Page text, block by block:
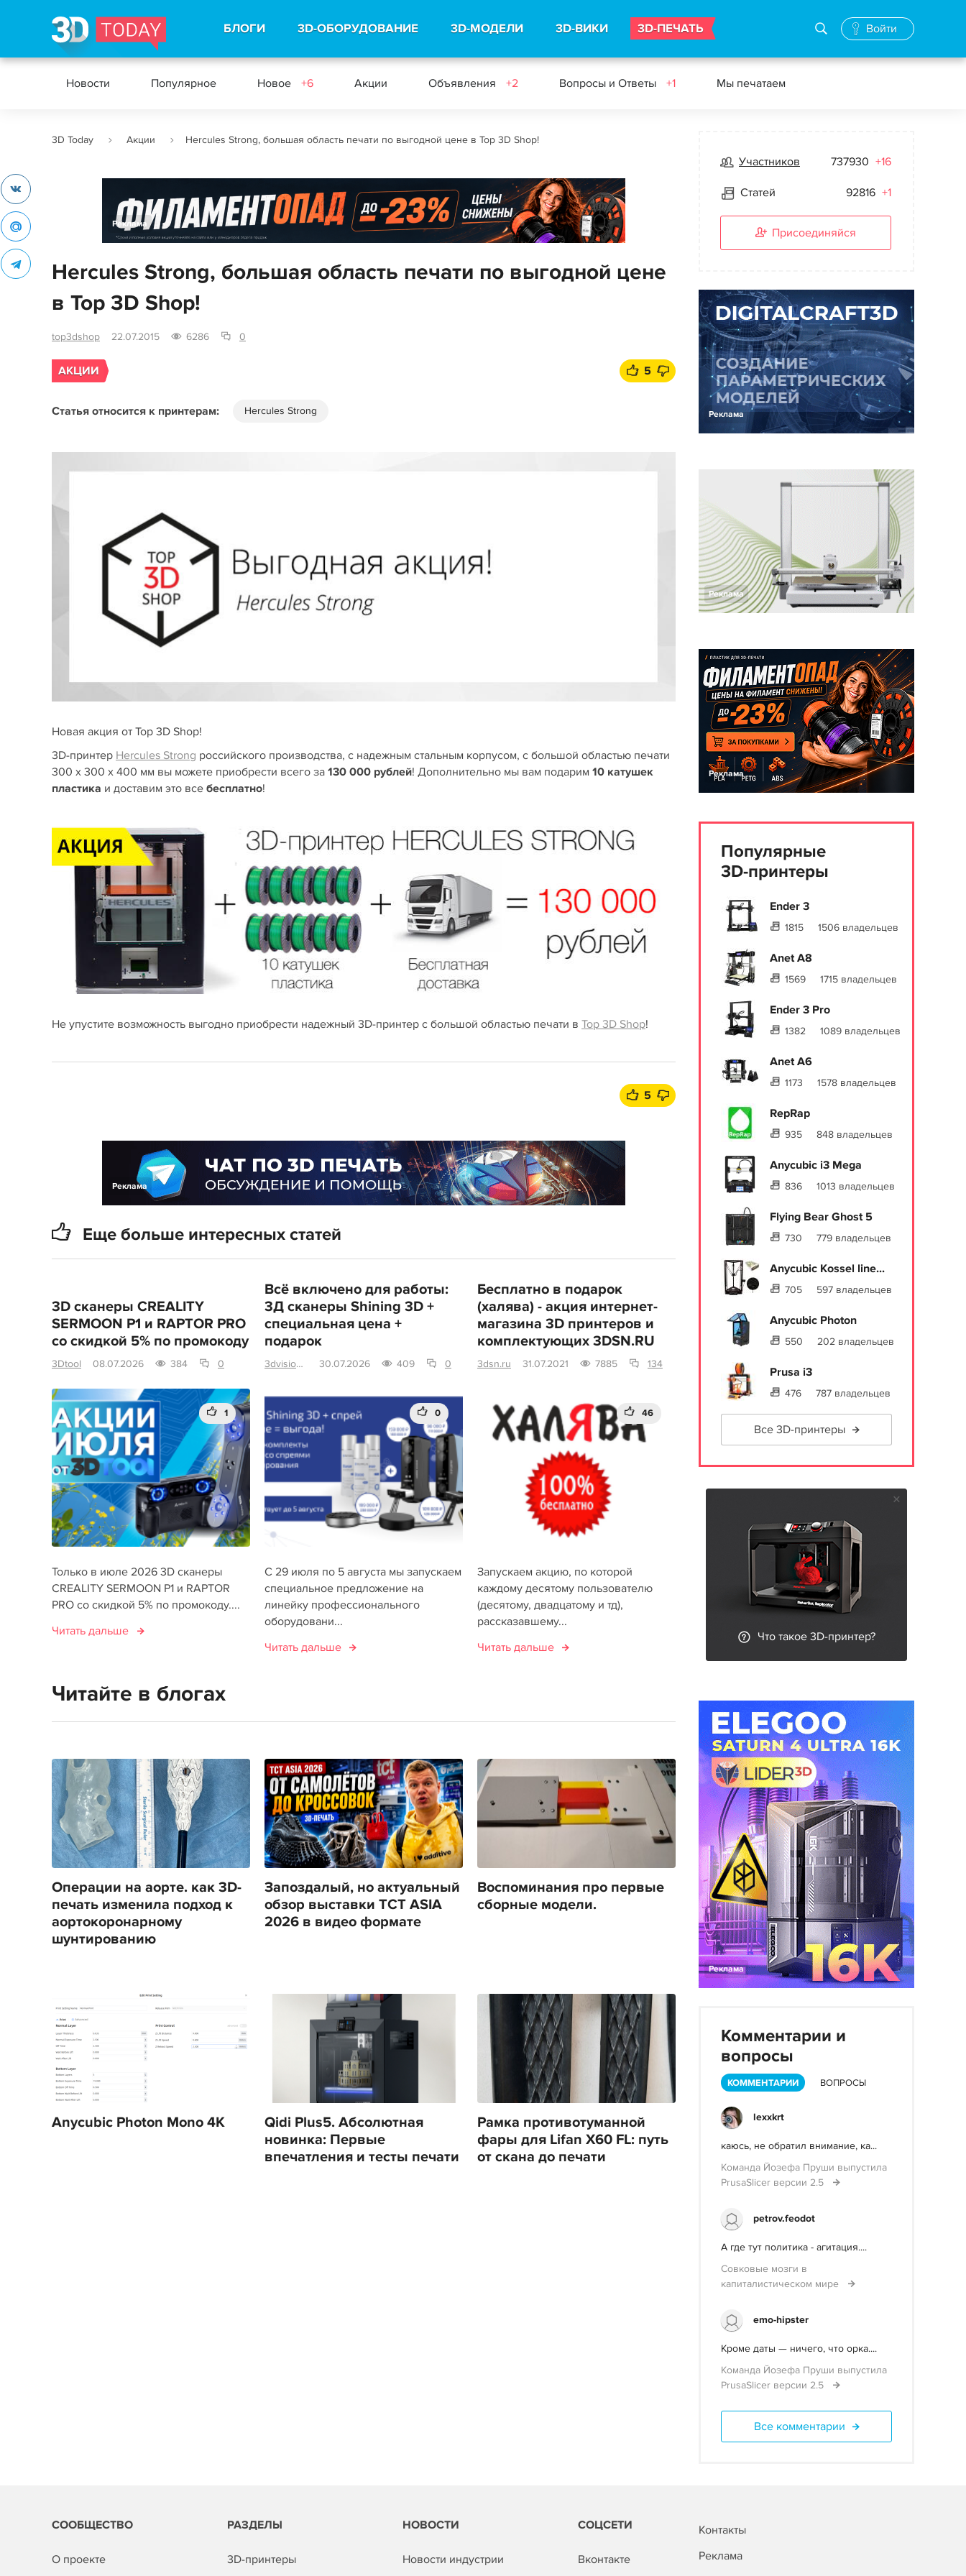
БЛОГИ 3D-ОБОРУДОВАНИЕ 3D-МОДЕЛИ 3D-ВИКИ 3D-ПЕЧАТЬ Войти
Новости Популярное Новое +6 Акции Объявления +2 Вопросы и Ответы +1 Мы печатаем
3D Today Акции Hercules Strong, большая область печати по выгодной цене в Top 3D Shop!
Реклама
Hercules Strong, большая область печати по выгодной цене
в Top 3D Shop!
top3dshop 22.07.2015 6286 0
АКЦИИ 5
Статья относится к принтерам: Hercules Strong
Новая акция от Top 3D Shop!
3D-принтер Hercules Strong российского производства, с надежным стальным корпусом, с большой областью печати
300 х 300 х 400 мм вы можете приобрести всего за 130 000 рублей! Дополнительно мы вам подарим 10 катушек
пластика и доставим это все бесплатно!
Не упустите возможность выгодно приобрести надежный 3D-принтер с большой областью печати в Top 3D Shop!
5
Еще больше интересных статей
3D сканеры CREALITY
SERMOON P1 и RAPTOR PRO
со скидкой 5% по промокоду
3Dtool 08.07.2026 384 0
1
Только в июле 2026 3D сканеры
CREALITY SERMOON P1 и RAPTOR
PRO со скидкой 5% по промокоду....
Читать дальше
Всё включено для работы:
3Д сканеры Shining 3D +
специальная цена +
подарок
3dvision.su 30.07.2026 409 0
0
С 29 июля по 5 августа мы запускаем
специальное предложение на
линейку профессионального
оборудовани...
Читать дальше
Бесплатно в подарок
(халява) - акция интернет-
магазина 3D принтеров и
комплектующих 3DSN.RU
3dsn.ru 31.07.2021 7885 134
46
Запускаем акцию, по которой
каждому десятому пользователю
(десятому, двадцатому и тд),
рассказавшему...
Читать дальше
Реклама
Читайте в блогах
Операции на аорте. как 3D-
печать изменила подход к
аортокоронарному
шунтированию
Запоздалый, но актуальный
обзор выставки TCT ASIA
2026 в видео формате
Воспоминания про первые
сборные модели.
Anycubic Photon Mono 4K
Qidi Plus5. Абсолютная
новинка: Первые
впечатления и тесты печати
Рамка противотуманной
фары для Lifan X60 FL: путь
от скана до печати
Участников 737930 +16
Статей 92816 +1
Присоединяйся
Реклама
Реклама
Реклама
Популярные
3D-принтеры
Ender 3
1815 1506 владельцев
Anet A8
1569 1715 владельцев
Ender 3 Pro
1382 1089 владельцев
Anet A6
1173 1578 владельцев
RepRap
935 848 владельцев
Anycubic i3 Mega
836 1013 владельцев
Flying Bear Ghost 5
730 779 владельцев
Anycubic Kossel line...
705 597 владельцев
Anycubic Photon
550 202 владельцев
Prusa i3
476 787 владельцев
Все 3D-принтеры
Что такое 3D-принтер?
Реклама
Комментарии и
вопросы
КОММЕНТАРИИ ВОПРОСЫ
lexxkrt
каюсь, не обратил внимание, ка...
Команда Йозефа Пруши выпустила
PrusaSlicer версии 2.5
petrov.feodot
А где тут политика - агитация....
Совковые мозги в
капиталистическом мире
emo-hipster
Кроме даты — ничего, что орка....
Команда Йозефа Пруши выпустила
PrusaSlicer версии 2.5
Все комментарии
СООБЩЕСТВО
О проекте
РАЗДЕЛЫ
3D-принтеры
НОВОСТИ
Новости индустрии
СОЦСЕТИ
Вконтакте
Контакты
Реклама